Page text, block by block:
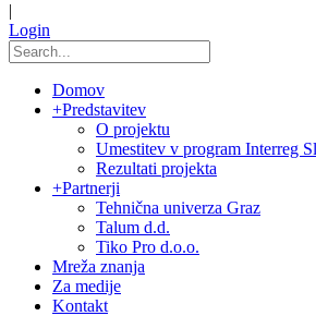
|
Login
Domov
+Predstavitev
O projektu
Umestitev v program Interreg
Rezultati projekta
+Partnerji
Tehnična univerza Graz
Talum d.d.
Tiko Pro d.o.o.
Mreža znanja
Za medije
Kontakt